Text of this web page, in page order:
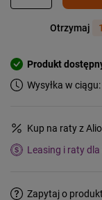
Otrzymaj
Produkt
Wysyłka w ciągu:
Kup na raty z
Leasing i raty
Zapytaj o produkt